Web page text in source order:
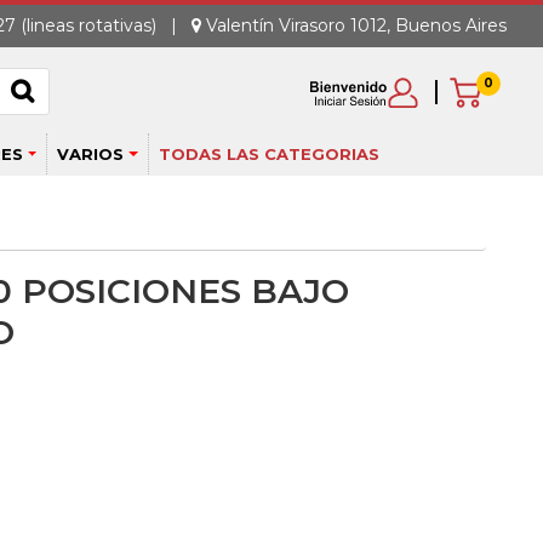
(lineas rotativas) | Valentín Virasoro 1012, Buenos Aires
0
VARIOS TODAS LAS CATEGORIAS
POSICIONES BAJO